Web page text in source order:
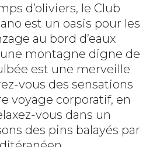
d’oliviers, le Club
est un oasis pour les
au bord d’eaux
montagne digne de
est une merveille
vous des sensations
voyage corporatif, en
vous dans un
des pins balayés par